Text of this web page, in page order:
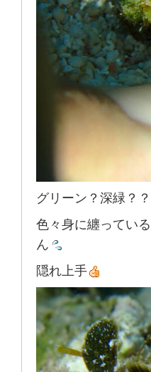
グリーン？深緑？
色々身に纏ってい
ん
隠れ上手